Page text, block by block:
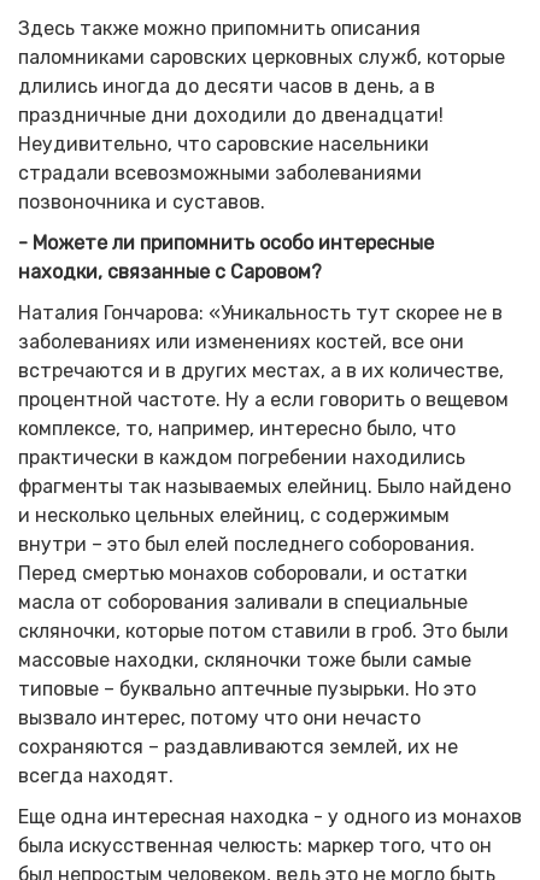
Здесь также можно припомнить описания
паломниками саровских церковных служб, которые
длились иногда до десяти часов в день, а в
праздничные дни доходили до двенадцати!
Неудивительно, что саровские насельники
страдали всевозможными заболеваниями
позвоночника и суставов.
- Можете ли припомнить особо интересные
находки, связанные с Саровом?
Наталия Гончарова: «Уникальность тут скорее не в
заболеваниях или изменениях костей, все они
встречаются и в других местах, а в их количестве,
процентной частоте. Ну а если говорить о вещевом
комплексе, то, например, интересно было, что
практически в каждом погребении находились
фрагменты так называемых елейниц. Было найдено
и несколько цельных елейниц, с содержимым
внутри – это был елей последнего соборования.
Перед смертью монахов соборовали, и остатки
масла от соборования заливали в специальные
скляночки, которые потом ставили в гроб. Это были
массовые находки, скляночки тоже были самые
типовые – буквально аптечные пузырьки. Но это
вызвало интерес, потому что они нечасто
сохраняются – раздавливаются землей, их не
всегда находят.
Еще одна интересная находка - у одного из монахов
была искусственная челюсть: маркер того, что он
был непростым человеком, ведь это не могло быть